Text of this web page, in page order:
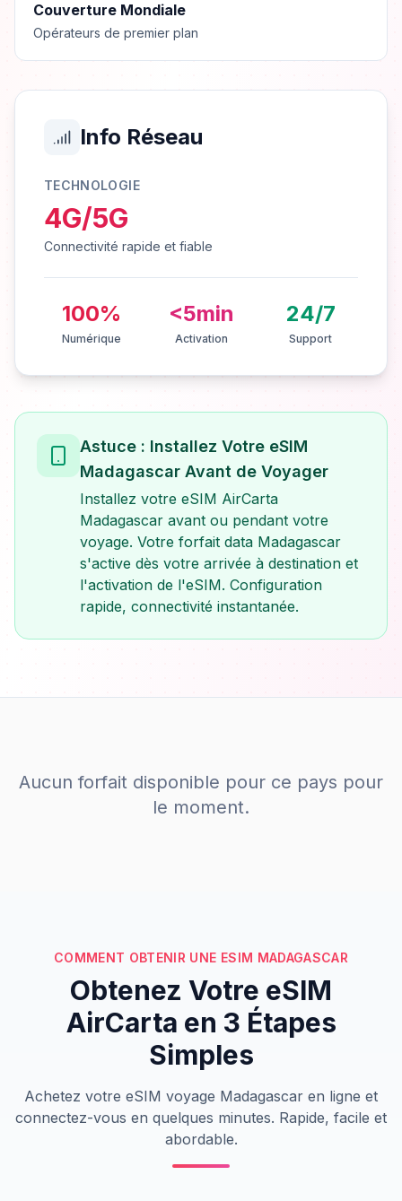
Couverture Mondiale
Opérateurs de premier plan
Info Réseau
TECHNOLOGIE
4G/5G
Connectivité rapide et fiable
100%
Numérique
<5min
Activation
24/7
Support
Astuce : Installez Votre eSIM
Madagascar Avant de Voyager
Installez votre eSIM AirCarta
Madagascar avant ou pendant votre
voyage. Votre forfait data Madagascar
s'active dès votre arrivée à destination et
l'activation de l'eSIM. Configuration
rapide, connectivité instantanée.
Aucun forfait disponible pour ce pays pour
le moment.
COMMENT OBTENIR UNE ESIM MADAGASCAR
Obtenez Votre eSIM
AirCarta en 3 Étapes
Simples
Achetez votre eSIM voyage Madagascar en ligne et
connectez-vous en quelques minutes. Rapide, facile et
abordable.